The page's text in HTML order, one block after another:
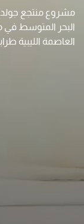
مشروع منتجع
العاصمة الليبية طرابلس، و100 كيلو متر